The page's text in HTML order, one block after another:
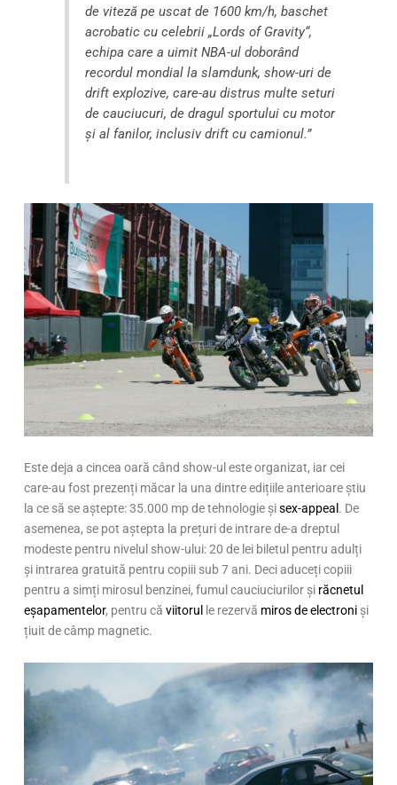
de viteză pe uscat de 1600 km/h, baschet
acrobatic cu celebrii „Lords of Gravity“,
echipa care a uimit NBA-ul doborând
recordul mondial la slamdunk, show-uri de
drift explozive, care-au distrus multe seturi
de cauciucuri, de dragul sportului cu motor
şi al fanilor, inclusiv drift cu camionul.”
Este deja a cincea oară când show-ul este organizat, iar cei
care-au fost prezenți măcar la una dintre edițiile anterioare știu
la ce să se aștepte: 35.000 mp de tehnologie șisex-appeal. De
asemenea, se pot aștepta la prețuri de intrare de-a dreptul
modeste pentru nivelul show-ului: 20 de lei biletul pentru adulți
și intrarea gratuită pentru copiii sub 7 ani. Deci aduceți copiii
pentru a simți mirosul benzinei, fumul cauciuciurilor și răcnetul
eșapamentelor, pentru căviitorul le rezervă miros de electroni și
țiuit de câmp magnetic.